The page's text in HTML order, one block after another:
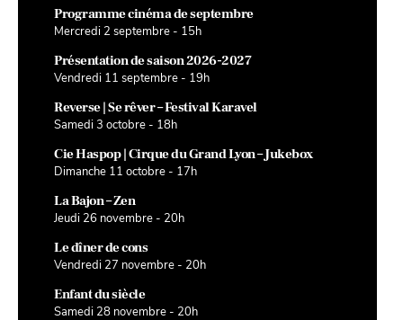
Programme cinéma de septembre
Mercredi 2 septembre - 15h
Présentation de saison 2026-2027
Vendredi 11 septembre - 19h
Reverse | Se rêver – Festival Karavel
Samedi 3 octobre - 18h
Cie Haspop | Cirque du Grand Lyon – Jukebox
Dimanche 11 octobre - 17h
La Bajon – Zen
Jeudi 26 novembre - 20h
Le dîner de cons
Vendredi 27 novembre - 20h
Enfant du siècle
Samedi 28 novembre - 20h